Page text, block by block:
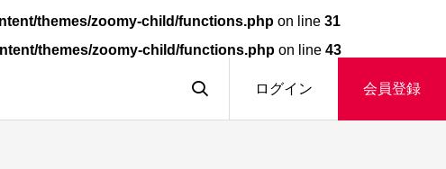
themes/zoomy-child/functions.php on line 31
themes/zoomy-child/functions.php on line 43
ログイン 会員登録